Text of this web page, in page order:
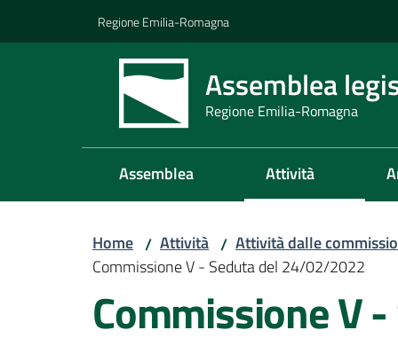
Regione Emilia-Romagna
Assemblea
Regione Emilia-Romagna
Assemblea Attività
Home / Attività / Attività dalle
Commissione V - Seduta del 24/02/2022
Commissione V